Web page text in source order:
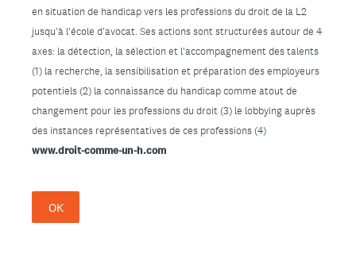
en situation de handicap vers les professions du droit de la L2
jusqu'à l'école d'avocat. Ses actions sont structurées autour de 4
axes: la détection, la sélection et l'accompagnementdes talents
(1) la recherche, la sensibilisation et préparation des employeurs
potentiels (2) la connaissance du handicap comme atout de
changement pour les professions du droit (3) le lobbying auprès
des instances représentatives de ces professions (4)
www.droit-comme-un-h.com
OK